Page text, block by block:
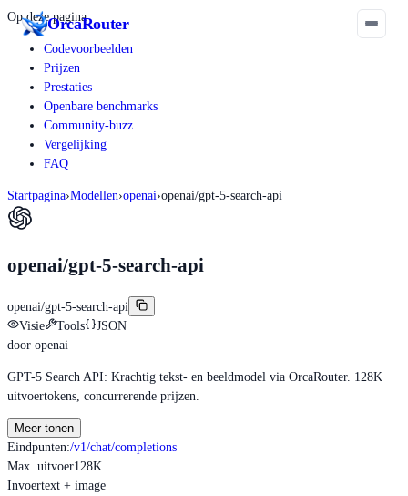
OrcaRouter
Op deze pagina
Codevoorbeelden
Prijzen
Prestaties
Openbare benchmarks
Community-buzz
Vergelijking
FAQ
Startpagina›Modellen›openai›openai/gpt-5-search-api
openai/gpt-5-search-api
openai/gpt-5-search-api
Visie
Tools
JSON
door openai
GPT-5 Search API: Krachtig tekst- en beeldmodel via OrcaRouter. 128K
uitvoertokens, concurrerende prijzen.
Meer tonen
Eindpunten:/v1/chat/completions
Max. uitvoer128K
Invoertext + image